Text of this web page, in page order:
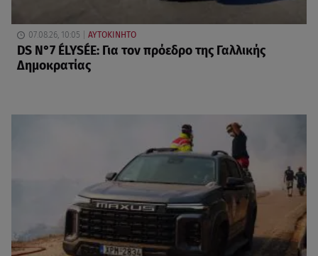
07.08.26, 10:05 ΑΥΤΟΚΙΝΗΤΟ
DS N°7 ÉLYSÉE: Για τον πρόεδρο της Γαλλικής
Δημοκρατίας